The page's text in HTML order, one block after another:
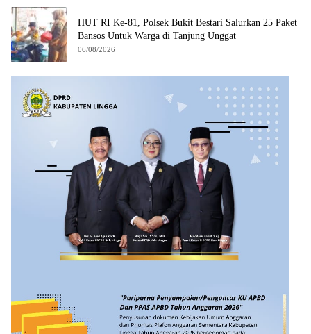
HUT RI Ke-81, Polsek Bukit Bestari Salurkan 25 Paket
Bansos Untuk Warga di Tanjung Unggat
06/08/2026